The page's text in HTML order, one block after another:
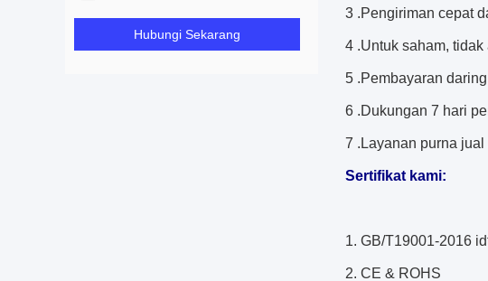
Hubungi Sekarang
3 .Pengiriman cepat
4 .Untuk saham,
5 .Pembayaran
6 .Dukungan 7 hari
7 .Layanan purna jual
Sertifikat kami:
1. GB/T19001-2016
2. CE & ROHS